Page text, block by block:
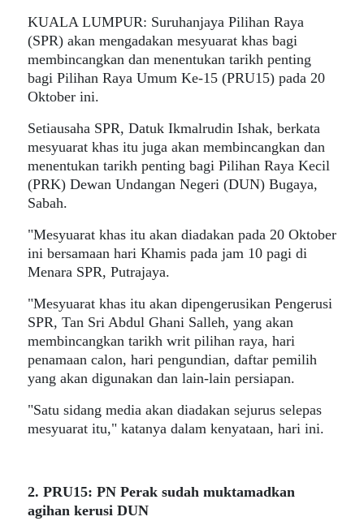
KUALA LUMPUR: Suruhanjaya Pilihan Raya
(SPR) akan mengadakan mesyuarat khas bagi
membincangkan dan menentukan tarikh penting
bagi Pilihan Raya Umum Ke-15 (PRU15) pada 20
Oktober ini.
Setiausaha SPR, Datuk Ikmalrudin Ishak, berkata
mesyuarat khas itu juga akan membincangkan dan
menentukan tarikh penting bagi Pilihan Raya Kecil
(PRK) Dewan Undangan Negeri (DUN) Bugaya,
Sabah.
"Mesyuarat khas itu akan diadakan pada 20 Oktober
ini bersamaan hari Khamis pada jam 10 pagi di
Menara SPR, Putrajaya.
"Mesyuarat khas itu akan dipengerusikan Pengerusi
SPR, Tan Sri Abdul Ghani Salleh, yang akan
membincangkan tarikh writ pilihan raya, hari
penamaan calon, hari pengundian, daftar pemilih
yang akan digunakan dan lain-lain persiapan.
"Satu sidang media akan diadakan sejurus selepas
mesyuarat itu," katanya dalam kenyataan, hari ini.
2. PRU15: PN Perak sudah muktamadkan
agihan kerusi DUN